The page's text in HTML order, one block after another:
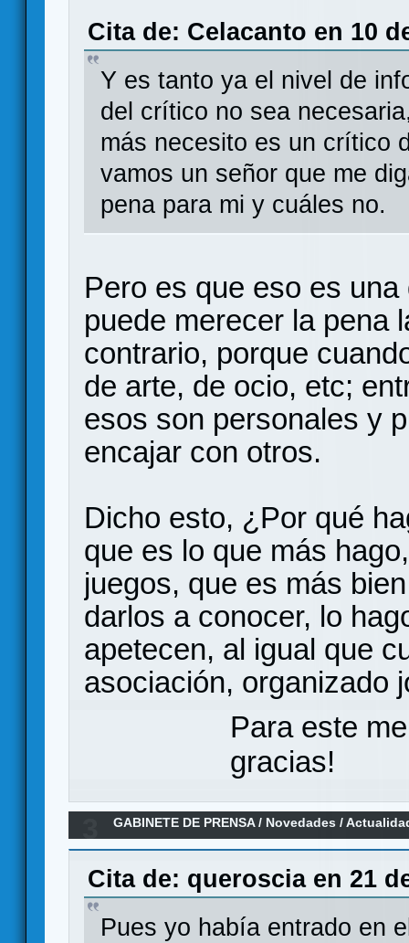
Cita de: Celacanto en 10
Y es tanto ya el nivel de
del crítico no sea
más necesito es un crítico
vamos un señor que me
pena para mi y cuáles no.
Pero es que eso es
puede merecer la pena
contrario, porque
de arte, de ocio, etc;
esos son personales y
encajar con otros.
Dicho esto, ¿Por qué
que es lo que más
juegos, que es más
darlos a conocer, lo
apetecen, al igual que
asociación, organizado
Para este
gracias!
GABINETE DE PRENSA/ Novedades /
euro caro y sobreproducido
Cita de: queroscia en 21
Pues yo había entrado en